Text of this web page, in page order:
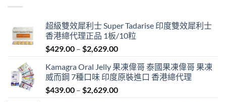
超級雙效犀利士 Super Tadarise 印度雙效犀利士
香港總代理正品 1板/10粒
$429.00 – $2,629.00Price
$429.00
through
$2,629.00
Kamagra Oral Jelly 果凍偉哥 泰國果凍偉哥 果凍
威而鋼 7種口味 印度原裝進口 香港總代理
$439.00 – $2,629.00Price